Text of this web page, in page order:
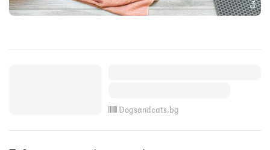
Dogsandcats.bg